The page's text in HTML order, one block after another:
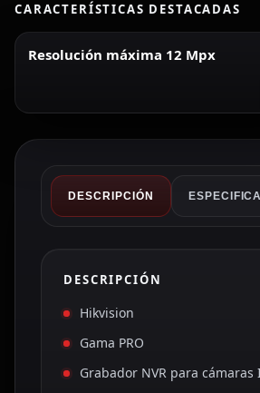
CARACTERÍSTICAS DESTACADAS
Resolución máxima 12 Mpx
DESCRIPCIÓN
DESCRIPCIÓN
Hikvision
Gama PRO
Grabador NVR para cámaras